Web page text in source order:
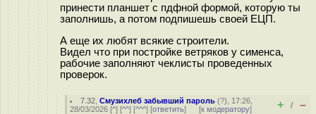
принести планшет с пдфной формой, которую ты
заполнишь, а потом подпишешь своей ЕЦП.
А еще их любят всякие строители.
Видел что при постройке ветряков у сименса,
рабочие заполняют чеклисты проведенных
проверок.
7.32 ,Смузихлеб забывший пароль (?), 17:26,
28/03/2026 [^] [^^] [^^^] [ответить] [к модератору] + / –